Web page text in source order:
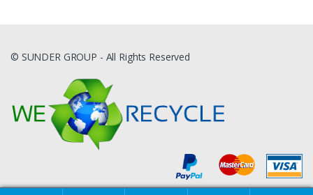
© SUNDER GROUP - All Rights Reserved